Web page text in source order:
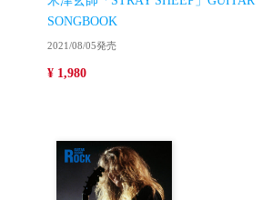
SONGBOOK
2021/08/05発売
¥ 1,980